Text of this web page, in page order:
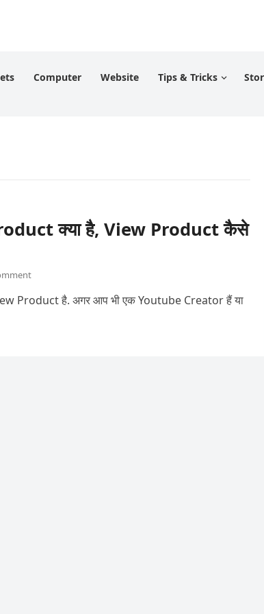
Computer Website Tips & Tricks
क्या है, View Product कैसे
Product है. अगर आप भी एक Youtube Creator हैं या